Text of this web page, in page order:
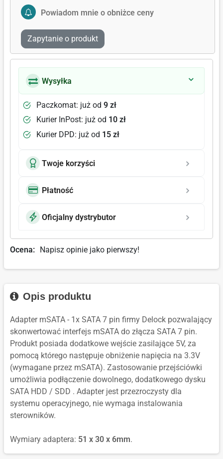
Activate Price Alert
Powiadom mnie o obniżce ceny
Zapytanie o produkt
Wysyłka
Paczkomat: już od 9 zł
Kurier InPost: już od 10 zł
Kurier DPD: już od 15 zł
Twoje korzyści
Płatność
Oficjalny dystrybutor
Ocena: Napisz opinie jako pierwszy!
Opis produktu
Adapter mSATA - 1x SATA 7 pin firmy Delock pozwalający
skonwertować interfejs mSATA do złącza SATA 7 pin.
Produkt posiada dodatkowe wejście zasilające 5V, za
pomocą którego następuje obniżenie napięcia na 3.3V
(wymagane przez mSATA). Zastosowanie przejściówki
umożliwia podłączenie dowolnego, dodatkowego dysku
SATA HDD / SDD . Adapter jest przezroczysty dla
systemu operacyjnego, nie wymaga instalowania
sterowników.
Wymiary adaptera: 51 x 30 x 6mm.